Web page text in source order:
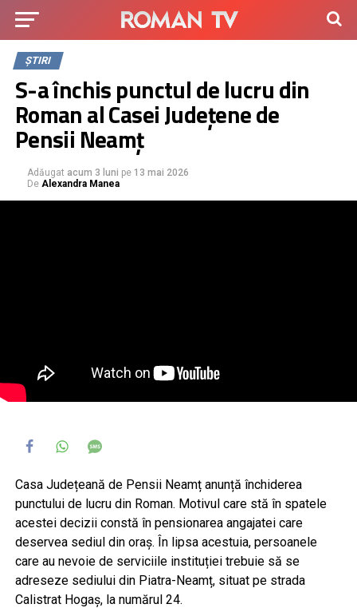
ȘTIRI
S-a închis punctul de lucru din
Roman al Casei Județene de
Pensii Neamț
Adăugat acum 3 luni pe 13 mai 2026
De Alexandra Manea
Casa Județeană de Pensii Neamț anunță închiderea
punctului de lucru din Roman. Motivul care stă în spatele
acestei decizii constă în pensionarea angajatei care
deservea sediul din oraș. În lipsa acestuia, persoanele
care au nevoie de serviciile instituției trebuie să se
adreseze sediului din Piatra-Neamț, situat pe strada
Calistrat Hogaș, la numărul 24.